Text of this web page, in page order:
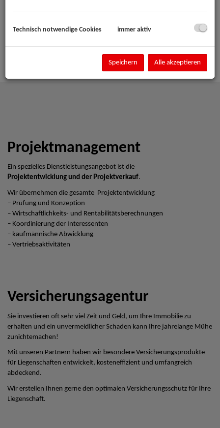
Projektmanagement
Ein spezielles Dienstleistungsangebot ist die
Projektentwicklung und der Projektverkauf.
Wir übernehmen die gesamte Projektentwicklung
– Prüfung und Konzeption
– Wirtschaftlichkeits- und Rentabilitätsberechnungen
– Koordinierung der Interessenten
– kaufmännische Abwicklung
– Vertriebsaktivitäten
Versicherungsagentur
Sie investieren oft sehr viel Zeit und Geld, um Ihre Immobilie zu
erhalten und ein unvermeidlicher Schaden kann Ihre jahrelange Mühe
zunichtemachen!
Mit unseren Partnern haben wir besondere Versicherungsprodukte
für Liegenschaften entwickelt, kosteneffizient und umfangreich
abdeckend.
Wir erstellen Ihnen gerne den optimalen Versicherungsschutz für Ihre
Liegenschaft.
Technisch notwendige Cookies immer aktiv
Speichern Alle akzeptieren